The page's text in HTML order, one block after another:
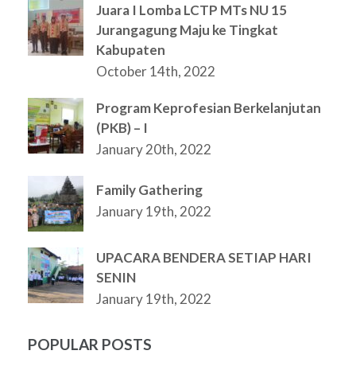
Juara I Lomba LCTP MTs NU 15
Jurangagung Maju ke Tingkat
Kabupaten
October 14th, 2022
Program Keprofesian Berkelanjutan
(PKB) – I
January 20th, 2022
Family Gathering
January 19th, 2022
UPACARA BENDERA SETIAP HARI
SENIN
January 19th, 2022
POPULAR POSTS